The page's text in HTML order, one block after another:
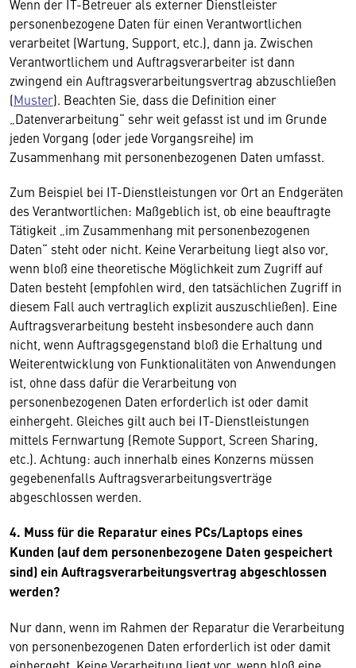
Wenn der IT-Betreuer als externer Dienstleister
personenbezogene Daten für einen Verantwortlichen
verarbeitet (Wartung, Support, etc.), dann ja. Zwischen
Verantwortlichem und Auftragsverarbeiter ist dann
zwingend ein Auftragsverarbeitungsvertrag abzuschließen
(Muster). Beachten Sie, dass die Definition einer
„Datenverarbeitung“ sehr weit gefasst ist und im Grunde
jeden Vorgang (oder jede Vorgangsreihe) im
Zusammenhang mit personenbezogenen Daten umfasst.
Zum Beispiel bei IT-Dienstleistungen vor Ort an Endgeräten
des Verantwortlichen: Maßgeblich ist, ob eine beauftragte
Tätigkeit „im Zusammenhang mit personenbezogenen
Daten“ steht oder nicht. Keine Verarbeitung liegt also vor,
wenn bloß eine theoretische Möglichkeit zum Zugriff auf
Daten besteht (empfohlen wird, den tatsächlichen Zugriff in
diesem Fall auch vertraglich explizit auszuschließen). Eine
Auftragsverarbeitung besteht insbesondere auch dann
nicht, wenn Auftragsgegenstand bloß die Erhaltung und
Weiterentwicklung von Funktionalitäten von Anwendungen
ist, ohne dass dafür die Verarbeitung von
personenbezogenen Daten erforderlich ist oder damit
einhergeht. Gleiches gilt auch bei IT-Dienstleistungen
mittels Fernwartung (Remote Support, Screen Sharing,
etc.). Achtung: auch innerhalb eines Konzerns müssen
gegebenenfalls Auftragsverarbeitungsverträge
abgeschlossen werden.
4. Muss für die Reparatur eines PCs/Laptops eines
Kunden (auf dem personenbezogene Daten gespeichert
sind) ein Auftragsverarbeitungsvertrag abgeschlossen
werden?
Nur dann, wenn im Rahmen der Reparatur die Verarbeitung
von personenbezogenen Daten erforderlich ist oder damit